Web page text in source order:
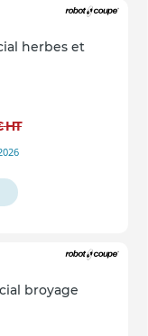
herbes et
HT
broyage